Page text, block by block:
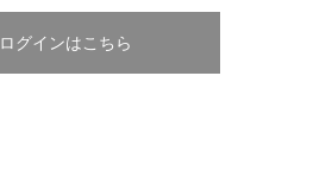
ログインはこちら